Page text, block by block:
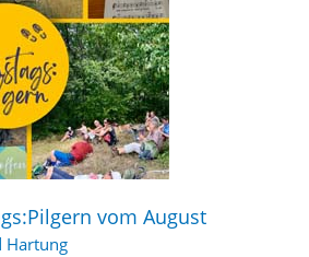
vom August
Hartung